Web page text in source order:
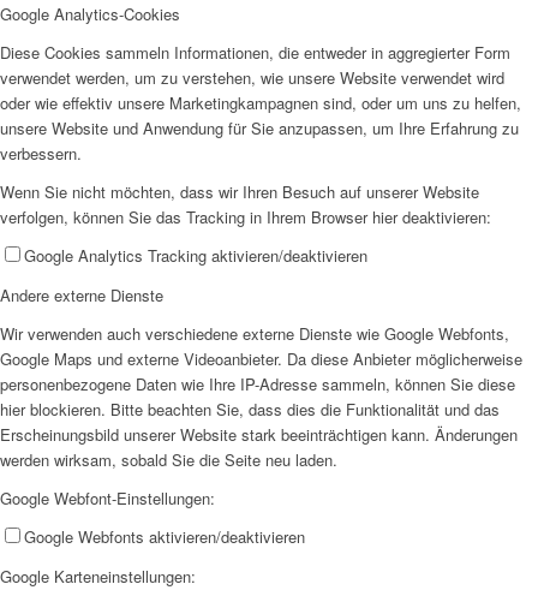
Google Analytics-Cookies
Diese Cookies sammeln Informationen, die entweder in aggregierter Form
verwendet werden, um zu verstehen, wie unsere Website verwendet wird
oder wie effektiv unsere Marketingkampagnen sind, oder um uns zu helfen,
unsere Website und Anwendung für Sie anzupassen, um Ihre Erfahrung zu
verbessern.
Wenn Sie nicht möchten, dass wir Ihren Besuch auf unserer Website
verfolgen, können Sie das Tracking in Ihrem Browser hier deaktivieren:
Google Analytics Tracking aktivieren/deaktivieren
Andere externe Dienste
Wir verwenden auch verschiedene externe Dienste wie Google Webfonts,
Google Maps und externe Videoanbieter. Da diese Anbieter möglicherweise
personenbezogene Daten wie Ihre IP-Adresse sammeln, können Sie diese
hier blockieren. Bitte beachten Sie, dass dies die Funktionalität und das
Erscheinungsbild unserer Website stark beeinträchtigen kann. Änderungen
werden wirksam, sobald Sie die Seite neu laden.
Google Webfont-Einstellungen:
Google Webfonts aktivieren/deaktivieren
Google Karteneinstellungen: